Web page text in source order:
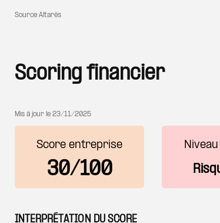
Source Altarès
Scoring financier
Mis à jour le 23/11/2025
Score entreprise
30/100
INTERPRÉTATION DU SCORE